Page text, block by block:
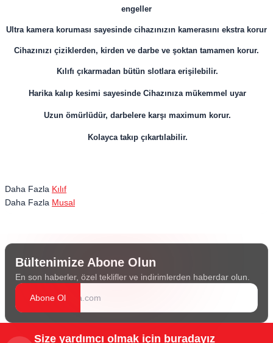
engeller
Ultra kamera koruması sayesinde cihazınızın kamerasını ekstra korur
Cihazınızı çiziklerden, kirden ve darbe ve şoktan tamamen korur.
Kılıfı çıkarmadan bütün slotlara erişilebilir.
Harika kalıp kesimi sayesinde Cihazınıza mükemmel uyar
Uzun ömürlüdür, darbelere karşı maximum korur.
Kolayca takıp çıkartılabilir.
Daha Fazla Kılıf
Daha Fazla Musal
Bültenimize Abone Olun
En son haberler, özel teklifler ve indirimlerden haberdar olun.
Abone Ol
Size yardımcı olmak için buradayız